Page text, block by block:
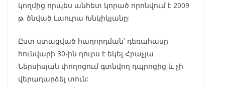
կողմից որպես անհետ կորած որոնվում է 2009
թ. ծնված Լաուրա Խնկիկյանը:
Ըստ ստացված հաղորդման՝ դեռահասը
հունվարի 30-ին դուրս է եկել Հրաչյա
Ներսիսյան փողոցում գտնվող դպրոցից և չի
վերադարձել տուն: